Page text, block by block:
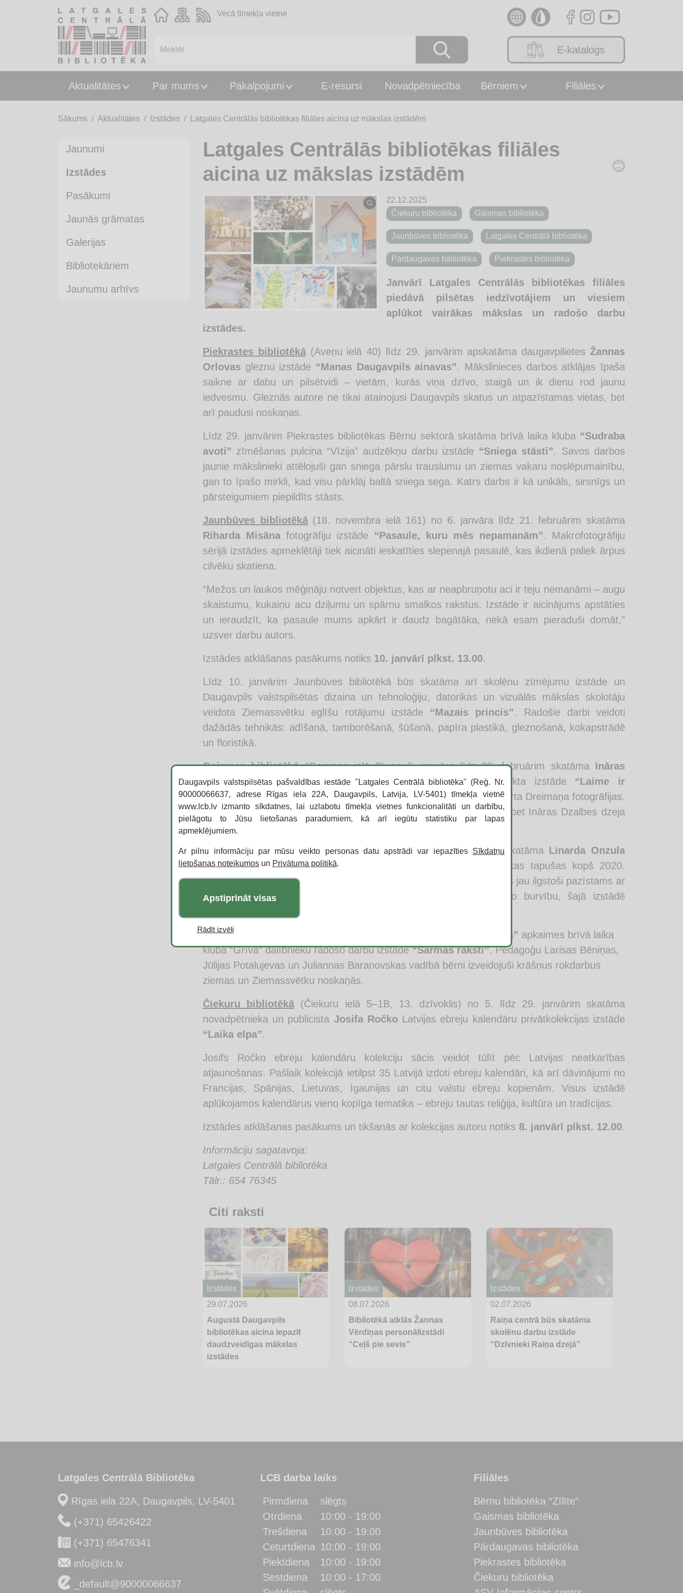
Vecā tīmekļa vietne
E-katalogs
Aktualitātes Par mums Pakalpojumi E-resursi Novadpētniecība Bērniem Filiāles
Sākums Aktualitātes Izstādes Latgales Centrālās bibliotēkas filiāles aicina uz mākslas izstādēm
Jaunumi
Izstādes
Pasākumi
Jaunās grāmatas
Galerijas
Bibliotekāriem
Jaunumu arhīvs
Latgales Centrālās bibliotēkas filiāles
aicina uz mākslas izstādēm
22.12.2025
Čiekuru bibliotēka
Gaismas bibliotēka
Jaunbūves bibliotēka Latgales Centrālā bibliotēka
Pārdaugavas bibliotēka Piekrastes bibliotēka
Janvārī Latgales Centrālās bibliotēkas filiāles
piedāvā pilsētas iedzīvotājiem un viesiem
aplūkot vairākas mākslas un radošo darbu
izstādes.
Piekrastes bibliotēkā(Aveņu ielā 40) līdz 29. janvārim apskatāma daugavpilietesŽannas
Orlovas gleznu izstāde “Manas Daugavpils ainavas”. Mākslinieces darbos atklājas īpaša
saikne ar dabu un pilsētvidi – vietām, kurās viņa dzīvo, staigā un ik dienu rod jaunu
iedvesmu. Gleznās autore ne tikai atainojusi Daugavpils skatus un atpazīstamas vietas, bet
arī paudusi noskaņas.
Līdz 29. janvārim Piekrastes bibliotēkas Bērnu sektorā skatāma brīvā laika kluba “Sudraba
avoti” zīmēšanas pulciņa “Vīzija” audzēkņu darbu izstāde “Sniega stāsti”. Savos darbos
jaunie mākslinieki attēlojuši gan sniega pārslu trauslumu un ziemas vakaru noslēpumainību,
gan to īpašo mirkli, kad visu pārklāj baltā sniega sega. Katrs darbs ir kā unikāls, sirsnīgs un
pārsteigumiem piepildīts stāsts.
Jaunbūves bibliotēkā(18. novembra ielā 161) no 6. janvāra līdz 21. februārim skatāma
Riharda Misāna fotogrāfiju izstāde “Pasaule, kuru mēs nepamanām”. Makrofotogrāfiju
sērijā izstādes apmeklētāji tiek aicināti ieskatīties slepenajā pasaulē, kas ikdienā paliek ārpus
cilvēku skatiena.
“Mežos un laukos mēģināju notvert objektus, kas ar neapbruņotu aci ir teju nemanāmi – augu
skaistumu, kukaiņu acu dziļumu un spārnu smalkos rakstus. Izstāde ir aicinājums apstāties
un ieraudzīt, ka pasaule mums apkārt ir daudz bagātāka, nekā esam pieraduši domāt,”
uzsver darbu autors.
Izstādes atklāšanas pasākums notiks 10. janvārī plkst. 13.00.
Līdz 10. janvārim Jaunbūves bibliotēkā būs skatāma arī skolēnu zīmējumu izstāde un
Daugavpils valstspilsētas dizaina un tehnoloģiju, datorikas un vizuālās mākslas skolotāju
veidota Ziemassvētku eglīšu rotājumu izstāde “Mazais princis”. Radošie darbi veidoti
dažādās tehnikās: adīšanā, tamborēšanā, šūšanā, papīra plastikā, gleznošanā, kokapstrādē
un floristikā.
Gaismas bibliotēkā(Gaismas ielā 9) no 6. janvāra līdz 28. februārim skatāma Ināras
Dzalbesdzejas un biedrības“Stāstnīca”fotogrāfiju kopprojekta izstāde “Laime ir
sīkumos”. Izstādē eksponētas Ilzes Onzules, Linarda Onzula un Ģirta Dreimaņa fotogrāfijas.
Izstāde atklāj, cik daudz prieka un siltuma slēpjas ikdienas brīžos, bet Ināras Dzalbes dzeja
piešķir tai īpašu noskaņu un dziļumu.
Pārdaugavas bibliotēkā(Komunālajā ielā 2) līdz 17. janvārim skatāma Linarda Onzula
fotoizstāde“Latvijas ainava”
. Izstādē eksponētas fotogrāfijas, kas tapušas kopš 2020.
gada, un tās vieno Latvijas ainavas tematika. Fotogrāfiju autors, kurš jau ilgstoši pazīstams ar
savu vērīgo skatienu un spēju saskatīt parasto vietu neparasto burvību, šajā izstādē
pievēršas dzimtās zemes dabas un kultūrainavas tēmai.
Līdz 17. janvārim Pārdaugavas bibliotēkā skatāma arī BJC “Jaunība” apkaimes brīvā laika
kluba “Grīva” dalībnieku radošo darbu izstāde“Sarmas raksti”. Pedagoģu Larisas Bēniņas,
Jūlijas Potalujevas un Juliannas Baranovskas vadībā bērni izveidojuši krāšņus rokdarbus
ziemas un Ziemassvētku noskaņās.
Čiekuru bibliotēkā (Čiekuru ielā 5–1B, 13. dzīvoklis) no 5. līdz 29. janvārim skatāma
novadpētnieka un publicista Josifa RočkoLatvijas ebreju kalendāru privātkolekcijas izstāde
“Laika elpa”.
Josifs Ročko ebreju kalendāru kolekciju sācis veidot tūlīt pēc Latvijas neatkarības
atjaunošanas. Pašlaik kolekcijā ietilpst 35 Latvijā izdoti ebreju kalendāri, kā arī dāvinājumi no
Francijas, Spānijas, Lietuvas, Igaunijas un citu valstu ebreju kopienām. Visus izstādē
aplūkojamos kalendārus vieno kopīga tematika – ebreju tautas reliģija, kultūra un tradīcijas.
Izstādes atklāšanas pasākums un tikšanās ar kolekcijas autoru notiks 8. janvārī plkst. 12.00.
Informāciju sagatavoja:
Latgales Centrālā bibliotēka
Tālr.: 654 76345
Citi raksti
Izstādes
29.07.2026
Augustā Daugavpils
bibliotēkas aicina iepazīt
daudzveidīgas mākslas
izstādes
Izstādes
08.07.2026
Bibliotēkā atklās Žannas
Vērdiņas personālizstādi
“Ceļš pie sevis”
Izstādes
02.07.2026
Raiņa centrā būs skatāma
skolēnu darbu izstāde
“Dzīvnieki Raiņa dzejā”
Latgales Centrālā Bibliotēka
Rīgas iela 22A, Daugavpils, LV-5401
(+371) 65426422
(+371) 65476341
info@lcb.lv
_default@90000066637
LCB darba laiks
Pirmdiena
slēgts
Otrdiena
10:00 - 19:00
Trešdiena
10:00 - 19:00
Ceturtdiena 10:00 - 19:00
Piektdiena
10:00 - 19:00
Sestdiena
10:00 - 17:00
Filiāles
Bērnu bibliotēka “Zīlīte”
Gaismas bibliotēka
Jaunbūves bibliotēka
Pārdaugavas bibliotēka
Piekrastes bibliotēka
Čiekuru bibliotēka
Daugavpils valstspilsētas pašvaldības iestāde "Latgales Centrālā bibliotēka" (Reģ. Nr.
90000066637, adrese Rīgas iela 22A, Daugavpils, Latvija, LV-5401) tīmekļa vietnē
www.lcb.lv izmanto sīkdatnes, lai uzlabotu tīmekļa vietnes funkcionalitāti un darbību,
pielāgotu to Jūsu lietošanas paradumiem, kā arī iegūtu statistiku par lapas
apmeklējumiem.
Ar pilnu informāciju par mūsu veikto personas datu apstrādi var iepazīties Sīkdatņu
lietošanas noteikumos un Privātuma politikā.
Apstiprināt visas
Rādīt izvēli